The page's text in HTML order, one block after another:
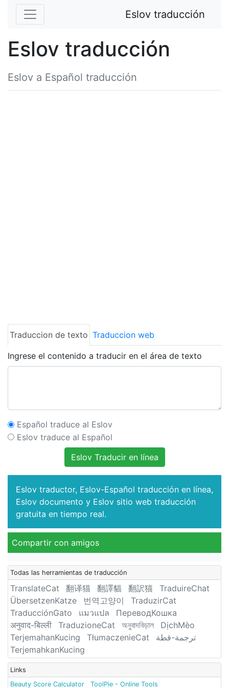
Eslov traducción
Eslov traducción
Eslov a Español traducción
Traduccion de texto Traduccion web
Ingrese el contenido a traducir en el área de texto
Español traduce al Eslov
Eslov traduce al Español
Eslov Traducir en línea
Eslov traductor, Eslov-Español traducción en línea,
Eslov documento y Eslov sitio web traducción
gratuita en tiempo real.
Compartir con amigos
Todas las herramientas de traducción
TranslateCat 翻译猫 翻譯貓 翻訳猫
TraduireChat
ÜbersetzenKatze
번역고양이
TraduzirCat
TraducciónGato
แมวแปล
ПереводКошка
अनुवाद-बिल्ली
TraduzioneCat অনুবাদবিড়াল
DịchMèo
TerjemahanKucing
TłumaczenieCat
ترجمة-قطة
TerjemahkanKucing
Links
Beauty Score Calculator
ToolPie - Online Tools